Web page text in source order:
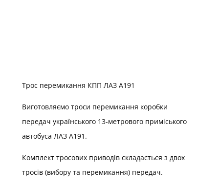
Трос перемикання КПП ЛАЗ А191
Виготовляємо троси перемикання коробки
передач українського 13-метрового приміського
автобуса ЛАЗ А191.
Комплект тросових приводів складається з двох
тросів (вибору та перемикання) передач.